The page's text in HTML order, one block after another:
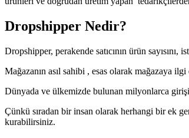
Dropshipper Nedir?
Dropshipper, perakende satıcının ürün
Mağazanın asıl sahibi , esas olarak mağazaya
Dünyada ve ülkemizde bulunan milyonlarca
Çünkü sıradan bir insan olarak herhangi bir ek
kurabilirsiniz.